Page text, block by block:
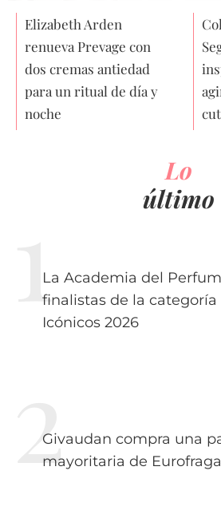
Elizabeth Arden
renueva Prevage con
dos cremas antiedad
para un ritual de día y
noche
Lo
último
La Academia del
finalistas de la
Icónicos 2026
Givaudan compra una
mayoritaria de